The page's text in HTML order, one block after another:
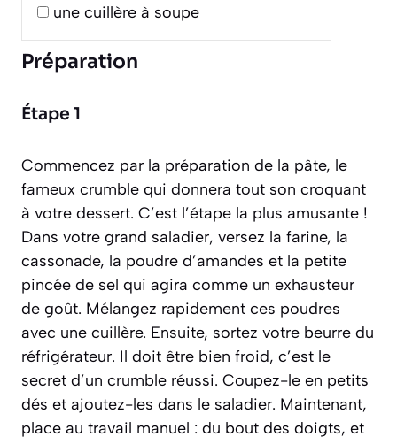
une cuillère à soupe
Préparation
Étape 1
Commencez par la préparation de la pâte, le
fameux crumble qui donnera tout son croquant
à votre dessert. C’est l’étape la plus amusante !
Dans votre grand saladier, versez la farine, la
cassonade, la poudre d’amandes et la petite
pincée de sel qui agira comme un exhausteur
de goût. Mélangez rapidement ces poudres
avec une cuillère. Ensuite, sortez votre beurre du
réfrigérateur. Il doit être bien froid, c’est le
secret d’un crumble réussi. Coupez-le en petits
dés et ajoutez-les dans le saladier. Maintenant,
place au travail manuel : du bout des doigts, et